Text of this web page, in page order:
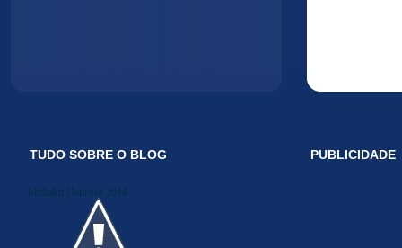
TUDO SOBRE O BLOG
Midiakit Danosse 2014
PUBLICIDADE